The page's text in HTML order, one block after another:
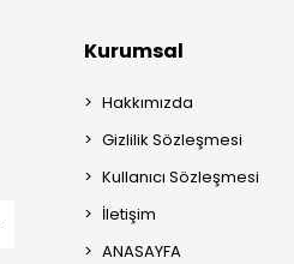
Kurumsal
Hakkımızda
Gizlilik Sözleşmesi
Kullanıcı Sözleşmesi
İletişim
ANASAYFA